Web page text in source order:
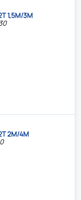
1,5M/3M
2M/4M